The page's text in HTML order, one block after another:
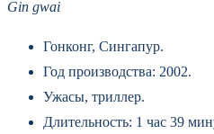
Gin gwai
Гонконг, Сингапур.
Год производства: 2002.
Ужасы, триллер.
Длительность: 1 час 39